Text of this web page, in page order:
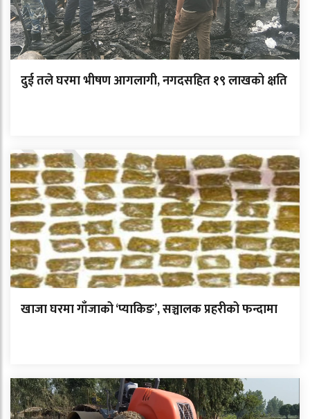
दुई तले घरमा भीषण आगलागी, नगदसहित १९ लाखको क्षति
खाजा घरमा गाँजाको ‘प्याकिङ’, सञ्चालक प्रहरीको फन्दामा